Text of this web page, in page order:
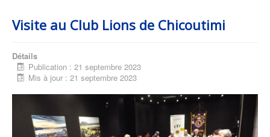
Visite au Club Lions de Chicoutimi
Détails
Publication : 21 septembre 2023
Mis à jour : 21 septembre 2023